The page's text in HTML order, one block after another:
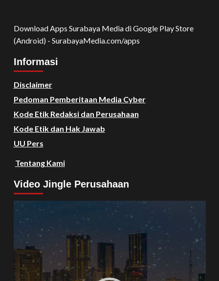
Download Apps Surabaya Media di Google Play Store
(Android) - SurabayaMedia.com/apps
Informasi
Disclaimer
Pedoman Pemberitaan Media Cyber
Kode Etik Redaksi dan Perusahaan
Kode Etik dan Hak Jawab
UU Pers
Tentang Kami
Video Jingle Perusahaan
Video
Player